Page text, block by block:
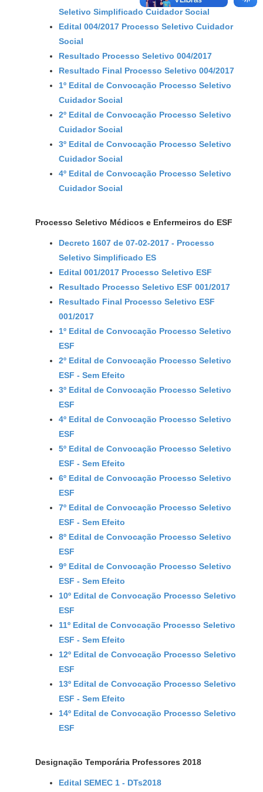
Seletivo Simplificado Cuidador Social
Edital 004/2017 Processo Seletivo Cuidador
Social
Resultado Processo Seletivo 004/2017
Resultado Final Processo Seletivo 004/2017
1º Edital de Convocação Processo Seletivo
Cuidador Social
2º Edital de Convocação Processo Seletivo
Cuidador Social
3º Edital de Convocação Processo Seletivo
Cuidador Social
4º Edital de Convocação Processo Seletivo
Cuidador Social
Processo Seletivo Médicos e Enfermeiros do ESF
Decreto 1607 de 07-02-2017 - Processo
Seletivo Simplificado ES
Edital 001/2017 Processo Seletivo ESF
Resultado Processo Seletivo ESF 001/2017
Resultado Final Processo Seletivo ESF
001/2017
1º Edital de Convocação Processo Seletivo
ESF
2º Edital de Convocação Processo Seletivo
ESF - Sem Efeito
3º Edital de Convocação Processo Seletivo
ESF
4º Edital de Convocação Processo Seletivo
ESF
5º Edital de Convocação Processo Seletivo
ESF - Sem Efeito
6º Edital de Convocação Processo Seletivo
ESF
7º Edital de Convocação Processo Seletivo
ESF - Sem Efeito
8º Edital de Convocação Processo Seletivo
ESF
9º Edital de Convocação Processo Seletivo
ESF - Sem Efeito
10º Edital de Convocação Processo Seletivo
ESF
11º Edital de Convocação Processo Seletivo
ESF - Sem Efeito
12º Edital de Convocação Processo Seletivo
ESF
13º Edital de Convocação Processo Seletivo
ESF - Sem Efeito
14º Edital de Convocação Processo Seletivo
ESF
Designação Temporária Professores 2018
Edital SEMEC 1 - DTs2018